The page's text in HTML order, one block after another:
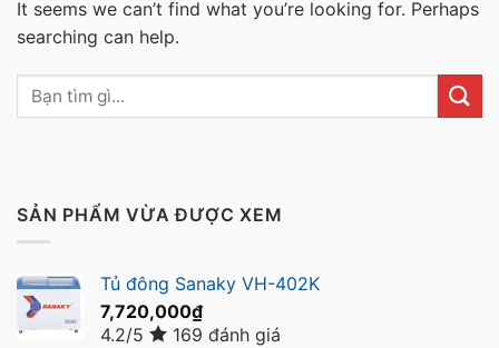
It seems we can’t find what you’re looking for. Perhaps
searching can help.
SẢN PHẨM VỪA ĐƯỢC XEM
Tủ đông Sanaky VH-402K
7,720,000₫
4.2/5
169 đánh giá